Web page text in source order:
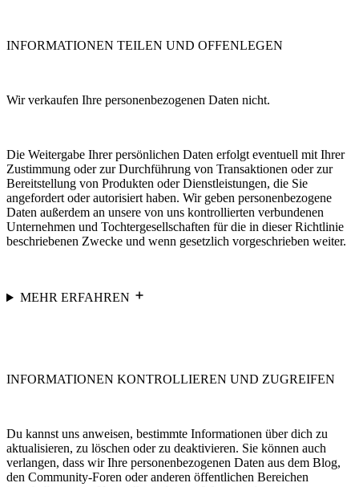
INFORMATIONEN TEILEN UND OFFENLEGEN
Wir verkaufen Ihre personenbezogenen Daten nicht.
Die Weitergabe Ihrer persönlichen Daten erfolgt eventuell mit Ihrer
Zustimmung oder zur Durchführung von Transaktionen oder zur
Bereitstellung von Produkten oder Dienstleistungen, die Sie
angefordert oder autorisiert haben. Wir geben personenbezogene
Daten außerdem an unsere von uns kontrollierten verbundenen
Unternehmen und Tochtergesellschaften für die in dieser Richtlinie
beschriebenen Zwecke und wenn gesetzlich vorgeschrieben weiter.
MEHR ERFAHREN
INFORMATIONEN KONTROLLIEREN UND ZUGREIFEN
Du kannst uns anweisen, bestimmte Informationen über dich zu
aktualisieren, zu löschen oder zu deaktivieren. Sie können auch
verlangen, dass wir Ihre personenbezogenen Daten aus dem Blog,
den Community-Foren oder anderen öffentlichen Bereichen